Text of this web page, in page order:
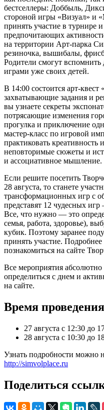
бестселлеры: Доббыль,
стороной игры «Визуал» и
принять участие в турнире
предпочитающих
на территории Арт-парка
резиночка, вышибалы,
Родители смогут
играми уже своих детей.
В 14:00 состоится арт-
захватывающие задания и
вы узнаете секреты
потрясающие изменения
прогулка и приключение
мастер-класс по игровой
практиковать креативность
неповторимые сюжеты и
и ассоциативное мышление.
Если решите посетить
28 августа, то станете
трансформационных игр с
представят 12 чудесных
Все, что нужно — это
семья, работа, здоровье),
кубик. Поэтому заранее
принять участие.
познакомиться на сайте
Все мероприятия
определиться с днем и
на сайте.
Время
27 августа с 12:30 до
28 августа с 10:30 до
Узнать подробности можно
http://simvolplace.ru
Поделиться